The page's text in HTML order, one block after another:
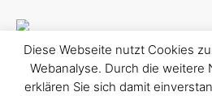
Diese Webseite nutzt Cookies
Webanalyse. Durch die weitere
erklären Sie sich damit